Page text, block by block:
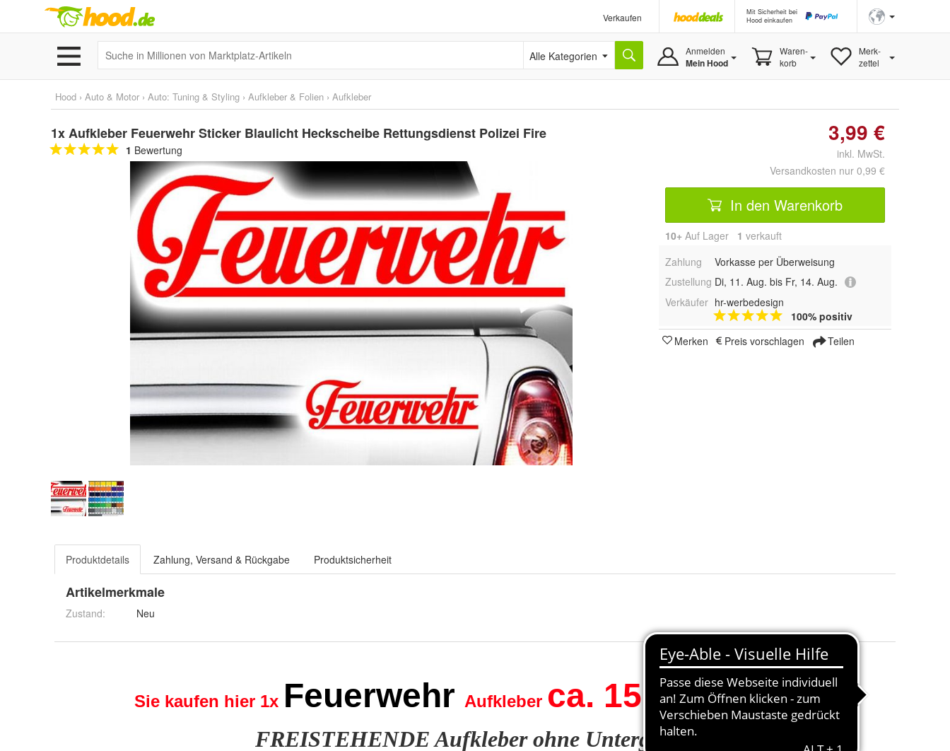
Verkaufen
Mit Sicherheit bei
Hood einkaufen
Alle Kategorien Anmelden
Mein Hood
Waren-
korb
Merk-
zettel
Hood › Auto & Motor › Auto: Tuning & Styling › Aufkleber & Folien › Aufkleber
1x Aufkleber Feuerwehr Sticker Blaulicht Heckscheibe Rettungsdienst Polizei Fire
1 Bewertung
3,99 €
inkl. MwSt.
Versandkosten nur 0,99 €
In den Warenkorb
10+ Auf Lager 1 verkauft
Zahlung
Vorkasse per Überweisung
Zustellung Di, 11. Aug. bis Fr, 14. Aug.
Verkäufer hr-werbedesign
100% positiv
Merken
Preis vorschlagen Teilen
Produktdetails Zahlung, Versand & Rückgabe Produktsicherheit
Artikelmerkmale
Zustand: Neu